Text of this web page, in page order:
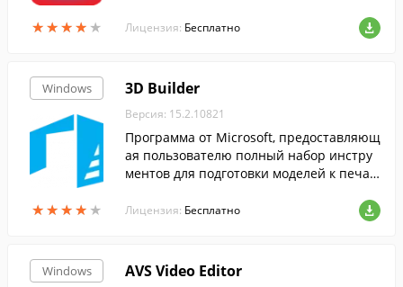
★★★★ ★
★★★★ ★ Лицензия: Бесплатно
Windows
★★★★ ★
★★★★ ★
3D Builder
Версия: 15.2.10821
Программа от Microsoft, предоставляющ
ая пользователю полный набор инстру
ментов для подготовки моделей к печат
Лицензия: Бесплатно
Windows AVS Video Editor